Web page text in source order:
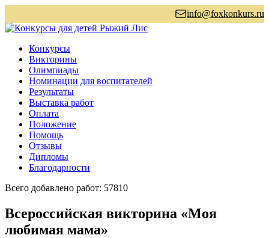
info@foxkonkurs.ru
Конкурсы
Викторины
Олимпиады
Номинации для воспитателей
Результаты
Выставка работ
Оплата
Положение
Помощь
Отзывы
Дипломы
Благодарности
Всего добавлено работ: 57810
Всероссийская викторина «Моя
любимая мама»